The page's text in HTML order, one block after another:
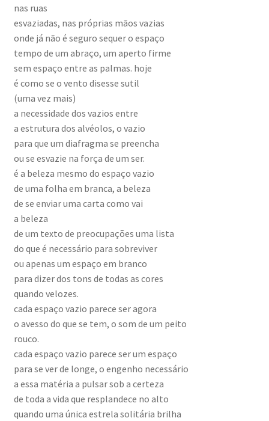
nas ruas
esvaziadas, nas próprias mãos vazias
onde já não é seguro sequer o espaço
tempo de um abraço, um aperto firme
sem espaço entre as palmas. hoje
é como se o vento disesse sutil
(uma vez mais)
a necessidade dos vazios entre
a estrutura dos alvéolos, o vazio
para que um diafragma se preencha
ou se esvazie na força de um ser.
é a beleza mesmo do espaço vazio
de uma folha em branca, a beleza
de se enviar uma carta como vai
a beleza
de um texto de preocupações uma lista
do que é necessário para sobreviver
ou apenas um espaço em branco
para dizer dos tons de todas as cores
quando velozes.
cada espaço vazio parece ser agora
o avesso do que se tem, o som de um peito
rouco.
cada espaço vazio parece ser um espaço
para se ver de longe, o engenho necessário
a essa matéria a pulsar sob a certeza
de toda a vida que resplandece no alto
quando uma única estrela solitária brilha